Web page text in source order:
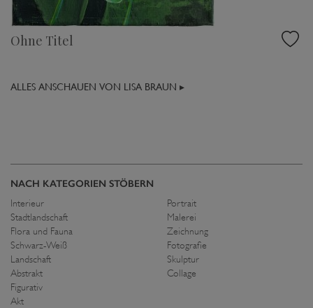
Ohne Titel
ALLES ANSCHAUEN VON LISA BRAUN ▸
NACH KATEGORIEN STÖBERN
Interieur
Stadtlandschaft
Flora und Fauna
Schwarz-Weiß
Landschaft
Abstrakt
Figurativ
Akt
Portrait
Malerei
Zeichnung
Fotografie
Skulptur
Collage